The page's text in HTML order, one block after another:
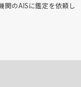
関のAISに鑑定を依頼し